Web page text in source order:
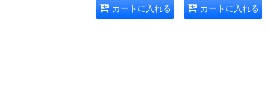
カートに入れる カートに入れる